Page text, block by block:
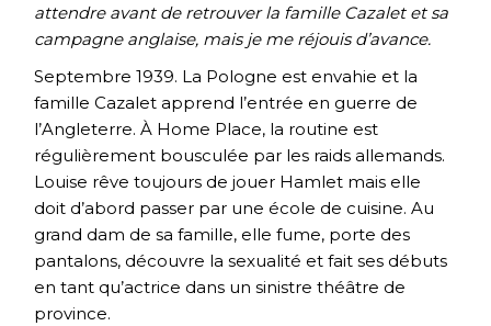
attendre avant de retrouver la famille Cazalet et sa
campagne anglaise, mais je me réjouis d’avance.
Septembre 1939. La Pologne est envahie et la
famille Cazalet apprend l’entrée en guerre de
l’Angleterre. À Home Place, la routine est
régulièrement bousculée par les raids allemands.
Louise rêve toujours de jouer Hamlet mais elle
doit d’abord passer par une école de cuisine. Au
grand dam de sa famille, elle fume, porte des
pantalons, découvre la sexualité et fait ses débuts
en tant qu’actrice dans un sinistre théâtre de
province.